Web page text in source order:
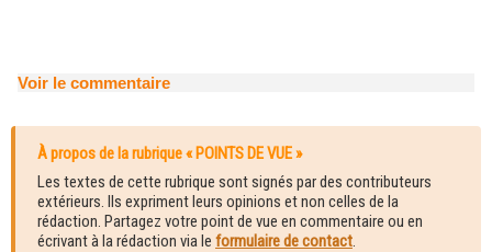
Voir le commentaire
À propos de la rubrique « POINTS DE VUE »
Les textes de cette rubrique sont signés par des contributeurs
extérieurs. Ils expriment leurs opinions et non celles de la
rédaction. Partagez votre point de vue en commentaire ou en
écrivant à la rédaction via le formulaire de contact.